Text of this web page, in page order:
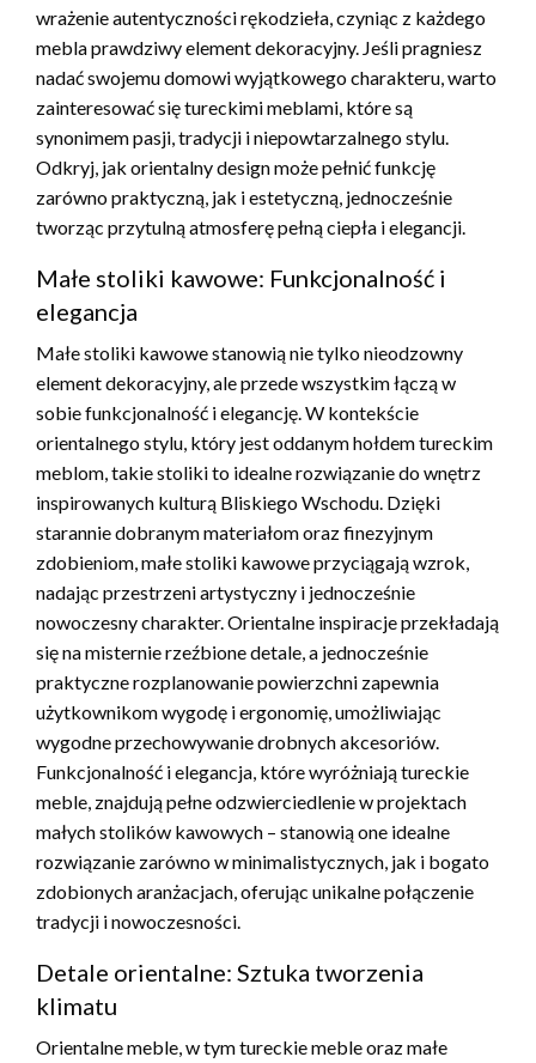
wrażenie autentyczności rękodzieła, czyniąc z każdego
mebla prawdziwy element dekoracyjny. Jeśli pragniesz
nadać swojemu domowi wyjątkowego charakteru, warto
zainteresować się tureckimi meblami, które są
synonimem pasji, tradycji i niepowtarzalnego stylu.
Odkryj, jak orientalny design może pełnić funkcję
zarówno praktyczną, jak i estetyczną, jednocześnie
tworząc przytulną atmosferę pełną ciepła i elegancji.
Małe stoliki kawowe: Funkcjonalność i
elegancja
Małe stoliki kawowe stanowią nie tylko nieodzowny
element dekoracyjny, ale przede wszystkim łączą w
sobie funkcjonalność i elegancję. W kontekście
orientalnego stylu, który jest oddanym hołdem tureckim
meblom, takie stoliki to idealne rozwiązanie do wnętrz
inspirowanych kulturą Bliskiego Wschodu. Dzięki
starannie dobranym materiałom oraz finezyjnym
zdobieniom, małe stoliki kawowe przyciągają wzrok,
nadając przestrzeni artystyczny i jednocześnie
nowoczesny charakter. Orientalne inspiracje przekładają
się na misternie rzeźbione detale, a jednocześnie
praktyczne rozplanowanie powierzchni zapewnia
użytkownikom wygodę i ergonomię, umożliwiając
wygodne przechowywanie drobnych akcesoriów.
Funkcjonalność i elegancja, które wyróżniają tureckie
meble, znajdują pełne odzwierciedlenie w projektach
małych stolików kawowych – stanowią one idealne
rozwiązanie zarówno w minimalistycznych, jak i bogato
zdobionych aranżacjach, oferując unikalne połączenie
tradycji i nowoczesności.
Detale orientalne: Sztuka tworzenia
klimatu
Orientalne meble, w tym tureckie meble oraz małe